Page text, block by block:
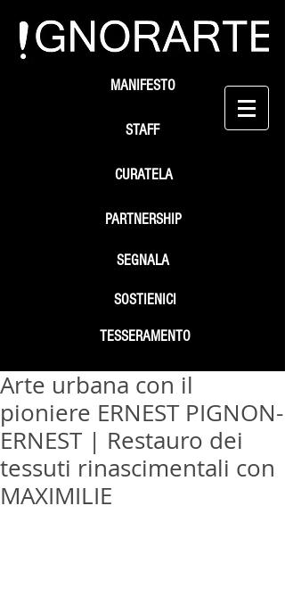
STAFF
SEGNALA
SOSTIENICI
MANIFESTO
PARTNERSHIP
TESSERAMENTO
CURATELA
Arte urbana con il
pioniere ERNEST PIGNON-
ERNEST | Restauro dei
tessuti rinascimentali con
MAXIMILIE